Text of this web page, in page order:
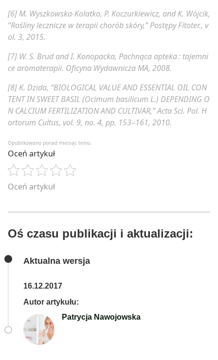
[6] M. Wyszkowska-Kolatko, P. Koczurkiewicz, and K. Wójcik,
“Rośliny lecznicze w terapii chorób skóry,”Postępy Fitoter., v
ol. 3, 2015.
[7] W. S. Brud and I. Konopacka, Pachnąca apteka : tajemni
ce aromaterapii. Oficyna Wydawnicza MA, 2008.
[8] K. Dzida, “BIOLOGICAL VALUE AND ESSENTIAL OIL CON
TENT IN SWEET BASIL (Ocimum basilicum L.) DEPENDING O
N CALCIUM FERTILIZATION AND CULTIVAR,”Acta Sci. Pol. H
ortorum Cultus, vol. 9, no. 4, pp. 153–161, 2010.
Opublikowano ponad miesiąc temu
Oceń artykuł
Oceń artykuł
Oś czasu publikacji i aktualizacji:
Aktualna wersja
16.12.2017
Autor artykułu:
Patrycja Nawojowska